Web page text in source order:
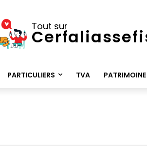
Tout sur
PARTICULIERS TVA PATRIMOINE